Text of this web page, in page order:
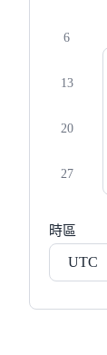
6
13
20
27
時區
UTC